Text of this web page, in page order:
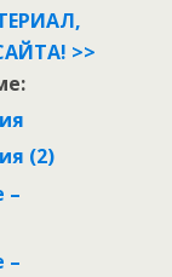
>>
(2)
–
–